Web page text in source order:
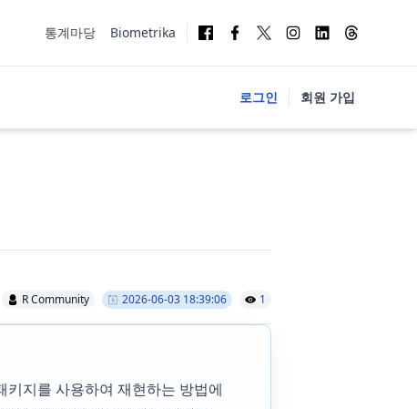
통계마당 Biometrika
로그인 회원 가입
R Community 2026-06-03 18:39:06 1
키지를 사용하여 재현하는 방법에